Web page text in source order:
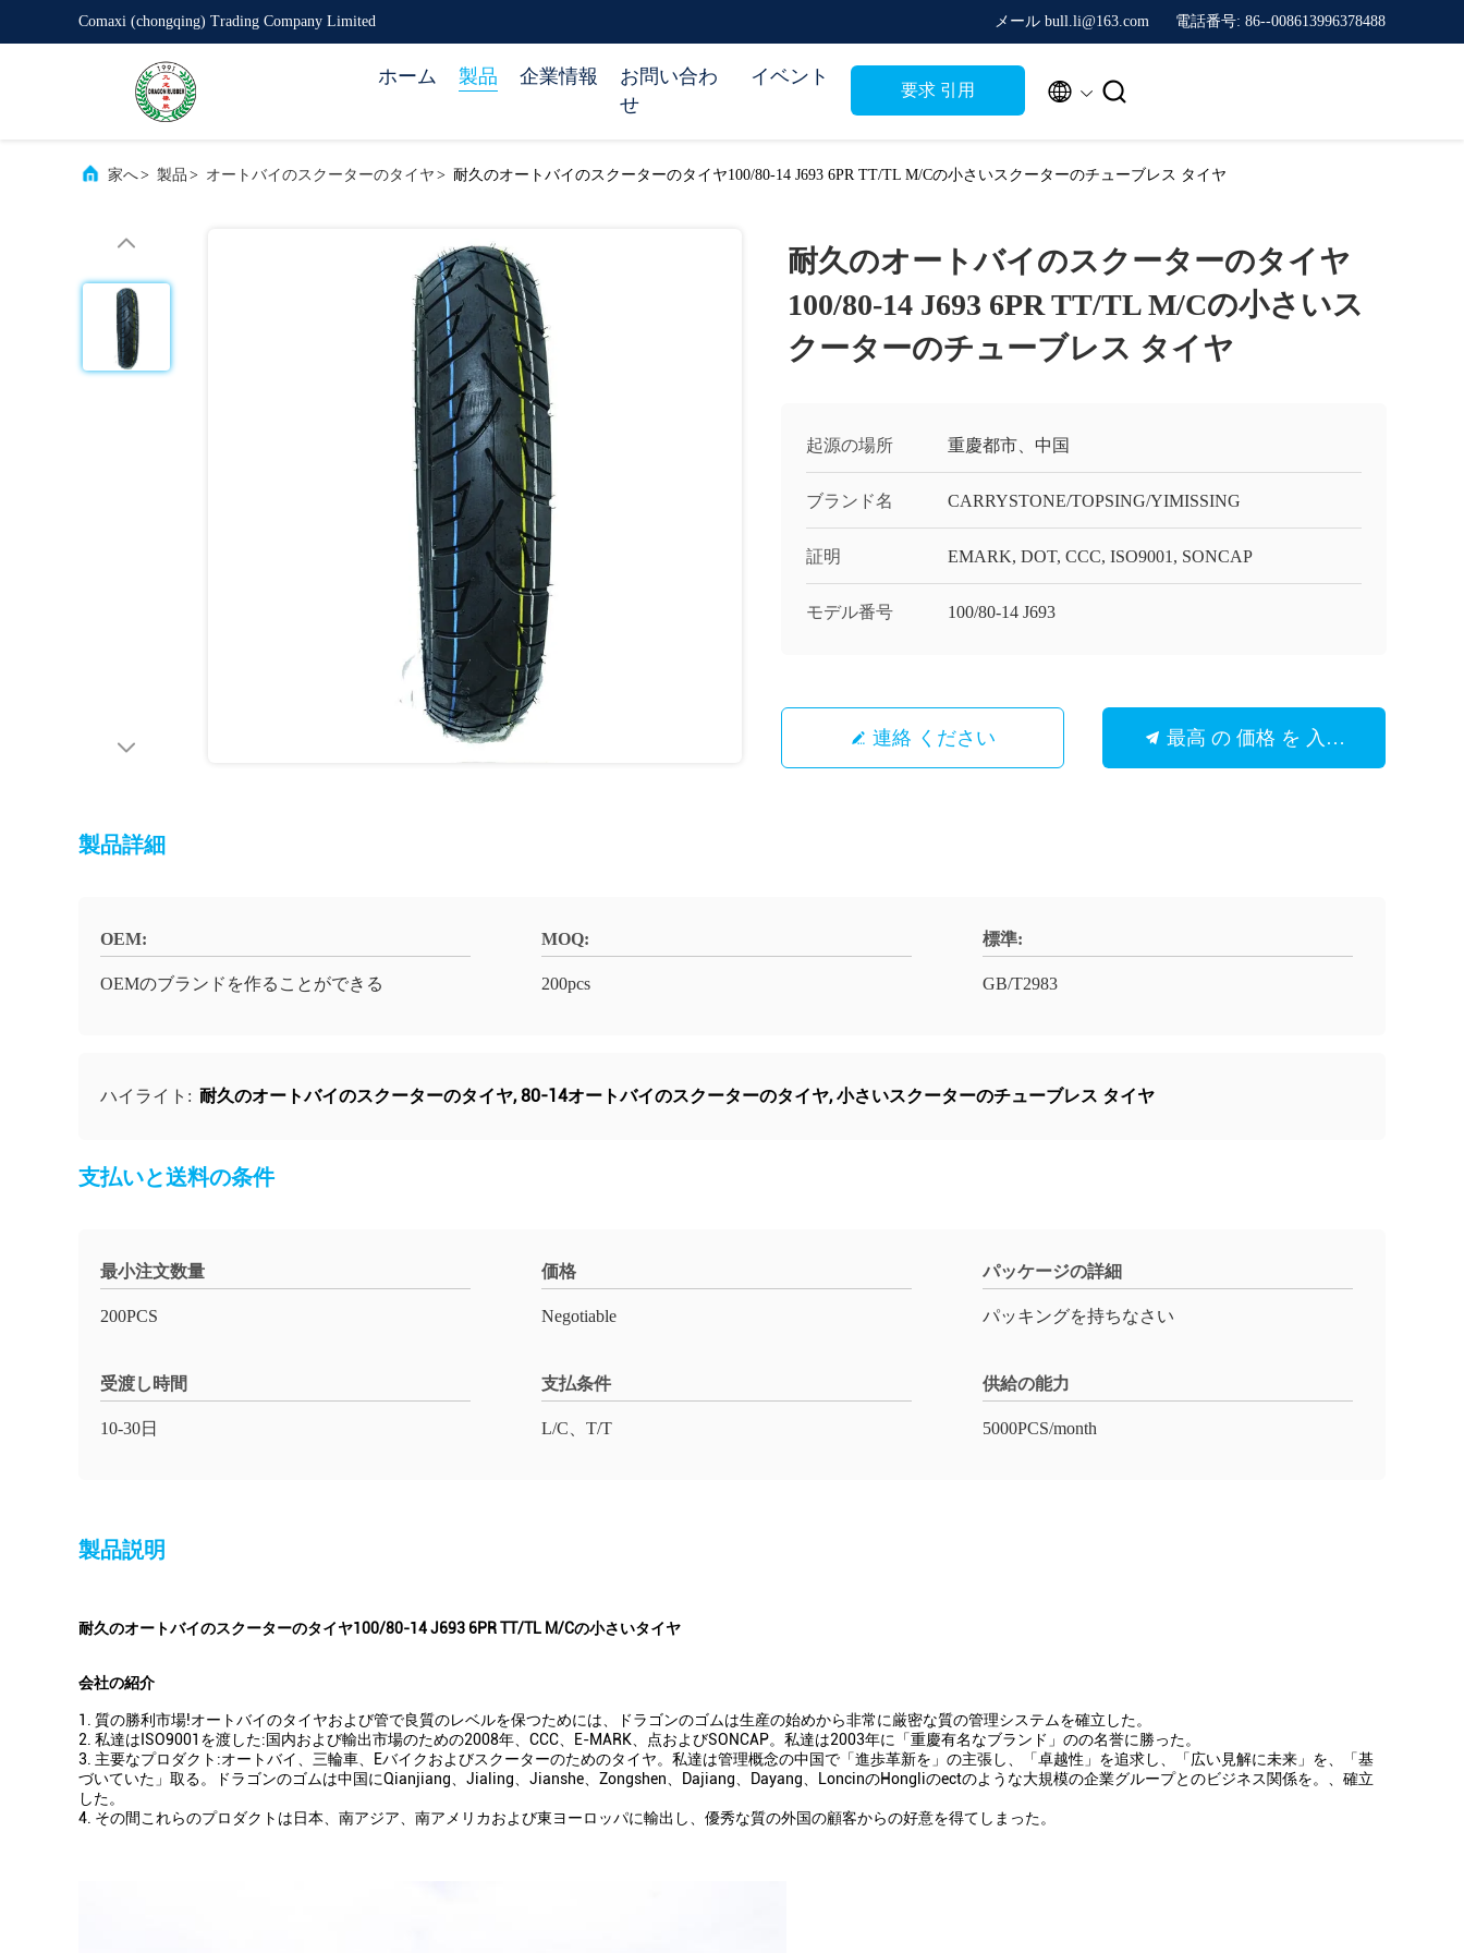
Comaxi (chongqing) Trading Company Limited メール bull.li@163.com 電話番号: 86--008613996378488
ホーム 製品 企業情報
お問い合わ
せ
イベント
要求 引用  
家へ> 製品 > オートバイのスクーターのタイヤ > 耐久のオートバイのスクーターのタイヤ100/80-14 J693 6PR TT/TL M/Cの小さいスクーターのチューブレス タイヤ
耐久のオートバイのスクーターのタイヤ
100/80-14 J693 6PR TT/TL M/Cの小さいス
クーターのチューブレス タイヤ
起源の場所 重慶都市、中国
ブランド名 CARRYSTONE/TOPSING/YIMISSING
証明 EMARK, DOT, CCC, ISO9001, SONCAP
モデル番号 100/80-14 J693
連絡 ください 最高 の 価格 を 入手 する
製品詳細
OEM:
OEMのブランドを作ることができる
MOQ:
200pcs
標準:
GB/T2983
ハイライト: 耐久のオートバイのスクーターのタイヤ,80-14オートバイのスクーターのタイヤ,小さいスクーターのチューブレス タイヤ
支払いと送料の条件
最小注文数量
200PCS
価格
Negotiable
パッケージの詳細
パッキングを持ちなさい
受渡し時間
10-30日
支払条件
L/C、T/T
供給の能力
5000PCS/month
製品説明
耐久のオートバイのスクーターのタイヤ100/80-14 J693 6PR TT/TL M/Cの小さいタイヤ
会社の紹介
1. 質の勝利市場!オートバイのタイヤおよび管で良質のレベルを保つためには、ドラゴンのゴムは生産の始めから非常に厳密な質の管理システムを確立した。
2. 私達はISO9001を渡した:国内および輸出市場のための2008年、CCC、E-MARK、点およびSONCAP。私達は2003年に「重慶有名なブランド」のの名誉に勝った。
3. 主要なプロダクト:オートバイ、三輪車、Eバイクおよびスクーターのためのタイヤ。私達は管理概念の中国で「進歩革新を」の主張し、「卓越性」を追求し、「広い見解に未来」を、「基
づいていた」取る。ドラゴンのゴムは中国にQianjiang、Jialing、Jianshe、Zongshen、Dajiang、Dayang、LoncinのHongliのectのような大規模の企業グループとのビジネス関係を。、確立
した。
4. その間これらのプロダクトは日本、南アジア、南アメリカおよび東ヨーロッパに輸出し、優秀な質の外国の顧客からの好意を得てしまった。